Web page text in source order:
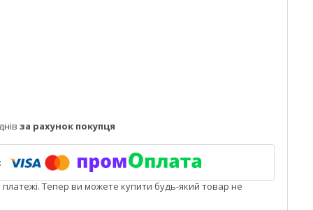
за рахунок покупця
платежі. Тепер ви можете купити будь-який товар не